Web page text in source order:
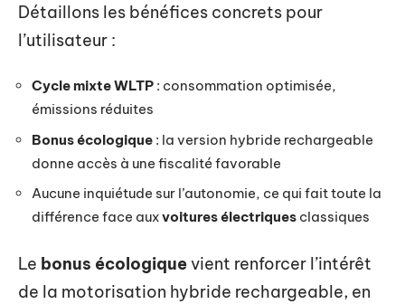
Détaillons les bénéfices concrets pour
l’utilisateur :
Cycle mixte WLTP : consommation optimisée,
émissions réduites
Bonus écologique : la version hybride rechargeable
donne accès à une fiscalité favorable
Aucune inquiétude sur l’autonomie, ce qui fait toute la
différence face auxvoitures électriques classiques
Le bonus écologiquevient renforcer l’intérêt
de la motorisation hybride rechargeable, en